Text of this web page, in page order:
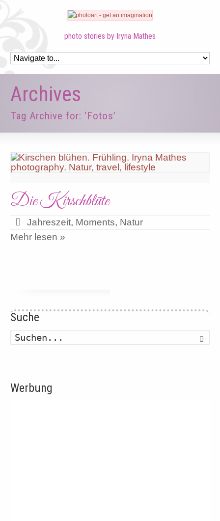
photo stories by Iryna Mathes
Archives
Tag Archive for: ‘Fotos’
Die Kirschblüte
Jahreszeit, Moments, Natur
Mehr lesen »
Suche
Werbung